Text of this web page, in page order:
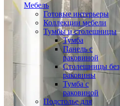
Мебель
Готовые интерьеры
Коллекции мебели
Тумбы и столешницы
Тумба
Панель с
раковиной
Столешницы без
раковины
Тумба с
раковиной
Подстолье для